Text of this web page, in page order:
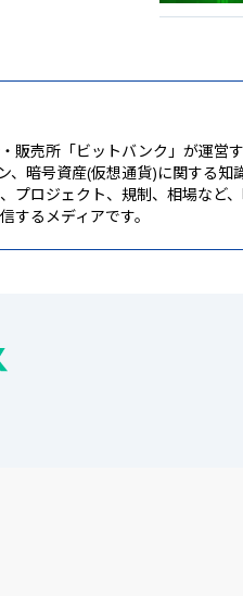
販売所「ビットバンク」が運営す
、暗号資産(仮想通貨)に関する知
プロジェクト、規制、相場など
するメディアです。